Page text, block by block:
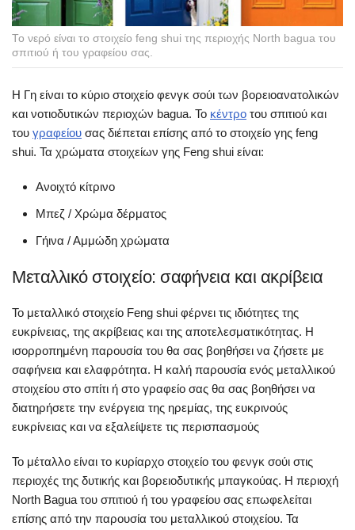
Το νερό είναι το στοιχείο feng shui της περιοχής North bagua του
σπιτιού ή του γραφείου σας.
Η Γη είναι το κύριο στοιχείο φενγκ σούι των βορειοανατολικών
και νοτιοδυτικών περιοχών bagua. Το κέντρο του σπιτιού και
του γραφείου σας διέπεται επίσης από το στοιχείο γης feng
shui. Τα χρώματα στοιχείων γης Feng shui είναι:
Ανοιχτό κίτρινο
Μπεζ / Χρώμα δέρματος
Γήινα / Αμμώδη χρώματα
Μεταλλικό στοιχείο: σαφήνεια και ακρίβεια
Το μεταλλικό στοιχείο Feng shui φέρνει τις ιδιότητες της
ευκρίνειας, της ακρίβειας και της αποτελεσματικότητας. Η
ισορροπημένη παρουσία του θα σας βοηθήσει να ζήσετε με
σαφήνεια και ελαφρότητα. Η καλή παρουσία ενός μεταλλικού
στοιχείου στο σπίτι ή στο γραφείο σας θα σας βοηθήσει να
διατηρήσετε την ενέργεια της ηρεμίας, της ευκρινούς
ευκρίνειας και να εξαλείψετε τις περισπασμούς
Το μέταλλο είναι το κυρίαρχο στοιχείο του φενγκ σούι στις
περιοχές της δυτικής και βορειοδυτικής μπαγκούας. Η περιοχή
North Bagua του σπιτιού ή του γραφείου σας επωφελείται
επίσης από την παρουσία του μεταλλικού στοιχείου. Τα